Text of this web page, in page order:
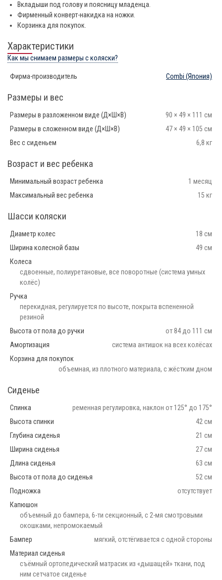
Вкладыши под голову и поясницу младенца.
Фирменный конверт-накидка на ножки.
Корзинка для покупок.
Характеристики
Как мы снимаем размеры с коляски?
Фирма-производитель Combi (Япония)
Размеры и вес
Размеры в разложенном виде (Д×Ш×В)
90 × 49 × 111 см
Размеры в сложенном виде (Д×Ш×В)
47 × 49 × 105 см
Вес с сиденьем
6,8 кг
Возраст и вес ребенка
Минимальный возраст ребенка
1 месяц
Максимальный вес ребенка
15 кг
Шасси коляски
Диаметр колес
18 см
Ширина колесной базы
49 см
Колеса
сдвоенные, полиуретановые, все поворотные (система умных
колёс)
Ручка
перекидная, регулируется по высоте, покрыта вспененной
резиной
Высота от пола до ручки
от 84 до 111 см
Амортизация
система антишок на всех колёсах
Корзина для покупок
объемная, из плотного материала, с жёстким дном
Сиденье
Спинка
ременная регулировка, наклон от 125° до 175°
Высота спинки
42 см
Глубина сиденья
21 см
Ширина сиденья
27 см
Длина сиденья
63 см
Высота от пола до сиденья
52 см
Подножка
отсутствует
Капюшон
объемный до бампера, 6-ти секционный, с 2-мя смотровыми
окошками, непромокаемый
Бампер
мягкий, отстёгивается с одной стороны
Материал сиденья
съёмный ортопедический матрасик из «дышащей» ткани, под
ним сетчатое сиденье